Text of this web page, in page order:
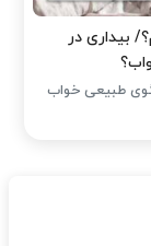
بیداری در
الگوی طبیعی خواب